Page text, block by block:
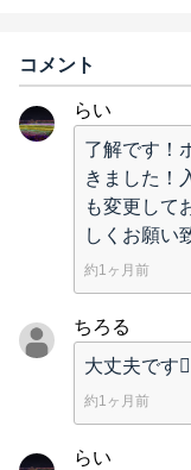
コメント
らい
了解です！
きました！
も変更して
しくお願い
約1ヶ月前
ちろる
大丈夫です
約1ヶ月前
らい